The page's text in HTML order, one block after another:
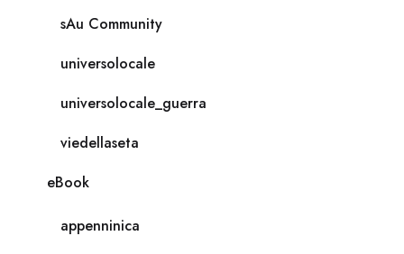
sAu Community
universolocale
universolocale_guerra
viedellaseta
eBook
appenninica